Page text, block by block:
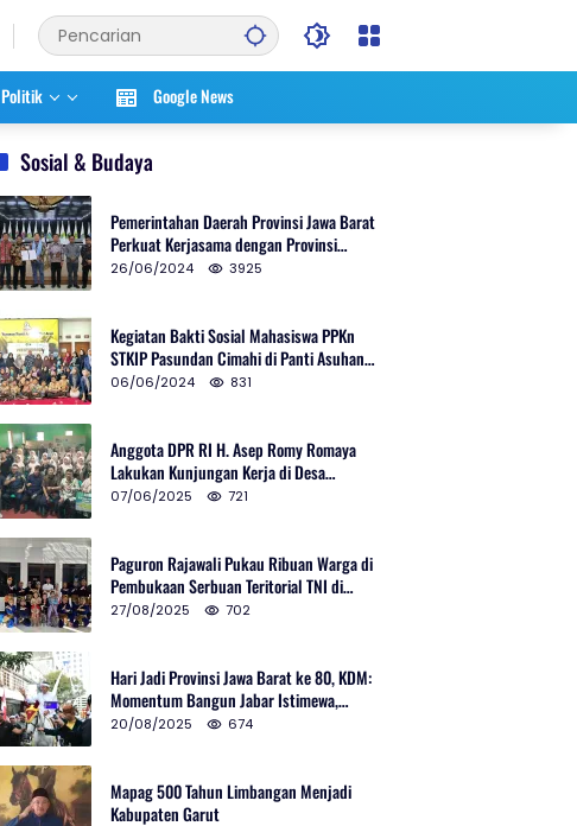
Politik Google News
Sosial & Budaya
Pemerintahan Daerah Provinsi Jawa Barat
Perkuat Kerjasama dengan Provinsi
Chungcheongnam Do Korea Selatan
26/06/2024 3925
Kegiatan Bakti Sosial Mahasiswa PPKn
STKIP Pasundan Cimahi di Panti Asuhan
Ulul Azmi Kota Cimahi
06/06/2024 831
Anggota DPR RI H. Asep Romy Romaya
Lakukan Kunjungan Kerja di Desa
Patrolsari
07/06/2025 721
Paguron Rajawali Pukau Ribuan Warga di
Pembukaan Serbuan Teritorial TNI di
Cibatu
27/08/2025 702
Hari Jadi Provinsi Jawa Barat ke 80, KDM:
Momentum Bangun Jabar Istimewa,
Lembur di Urus Kota Ditata
20/08/2025 674
Mapag 500 Tahun Limbangan Menjadi
Kabupaten Garut